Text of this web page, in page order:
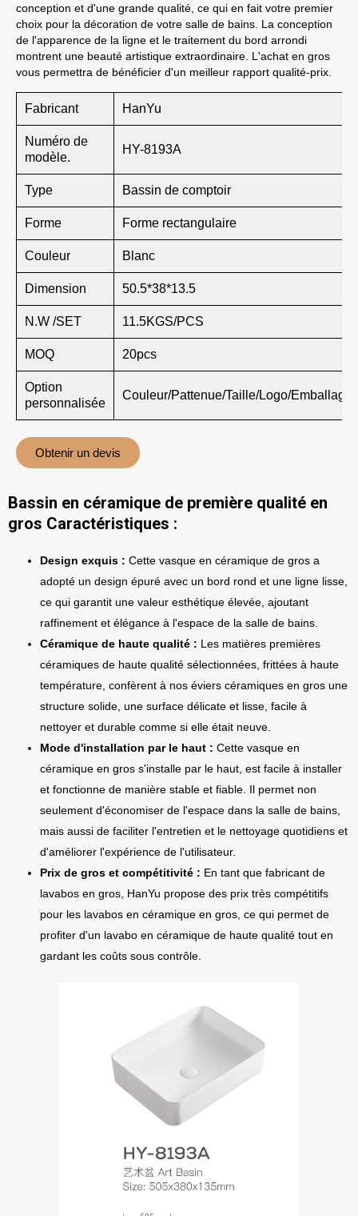
conception et d'une grande qualité, ce qui en fait votre premier
choix pour la décoration de votre salle de bains. La conception
de l'apparence de la ligne et le traitement du bord arrondi
montrent une beauté artistique extraordinaire. L'achat en gros
vous permettra de bénéficier d'un meilleur rapport qualité-prix.
Fabricant HanYu
Numéro de
modèle.
HY-8193A
Type Bassin de comptoir
Forme Forme rectangulaire
Couleur Blanc
Dimension 50.5*38*13.5
N.W /SET 11.5KGS/PCS
MOQ 20pcs
Option
personnalisée
Couleur/Pattenue/Taille/Logo/Emballage
Obtenir un devis
Bassin en céramique de première qualité en
gros Caractéristiques :
Design exquis : Cette vasque en céramique de gros a
adopté un design épuré avec un bord rond et une ligne lisse,
ce qui garantit une valeur esthétique élevée, ajoutant
raffinement et élégance à l'espace de la salle de bains.
Céramique de haute qualité : Les matières premières
céramiques de haute qualité sélectionnées, frittées à haute
température, confèrent à nos éviers céramiques en gros une
structure solide, une surface délicate et lisse, facile à
nettoyer et durable comme si elle était neuve.
Mode d'installation par le haut : Cette vasque en
céramique en gros s'installe par le haut, est facile à installer
et fonctionne de manière stable et fiable. Il permet non
seulement d'économiser de l'espace dans la salle de bains,
mais aussi de faciliter l'entretien et le nettoyage quotidiens et
d'améliorer l'expérience de l'utilisateur.
Prix de gros et compétitivité : En tant que fabricant de
lavabos en gros, HanYu propose des prix très compétitifs
pour les lavabos en céramique en gros, ce qui permet de
profiter d'un lavabo en céramique de haute qualité tout en
gardant les coûts sous contrôle.